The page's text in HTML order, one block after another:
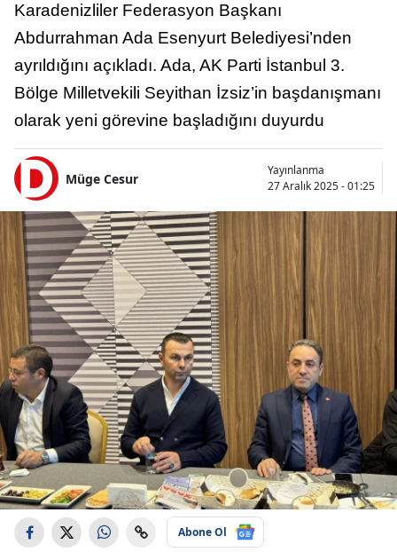
Karadenizliler Federasyon Başkanı
Abdurrahman Ada Esenyurt Belediyesi’nden
ayrıldığını açıkladı. Ada, AK Parti İstanbul 3.
Bölge Milletvekili Seyithan İzsiz’in başdanışmanı
olarak yeni görevine başladığını duyurdu
Müge Cesur
Yayınlanma
27 Aralık 2025 - 01:25
Abone Ol